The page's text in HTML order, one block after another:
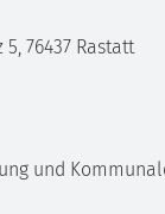
76437 Rastatt
und